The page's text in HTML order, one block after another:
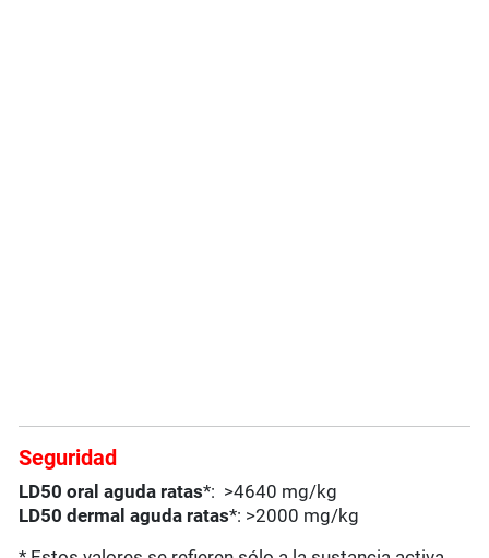
Seguridad
LD50 oral aguda ratas*: >4640 mg/kg
LD50 dermal aguda ratas*: >2000 mg/kg